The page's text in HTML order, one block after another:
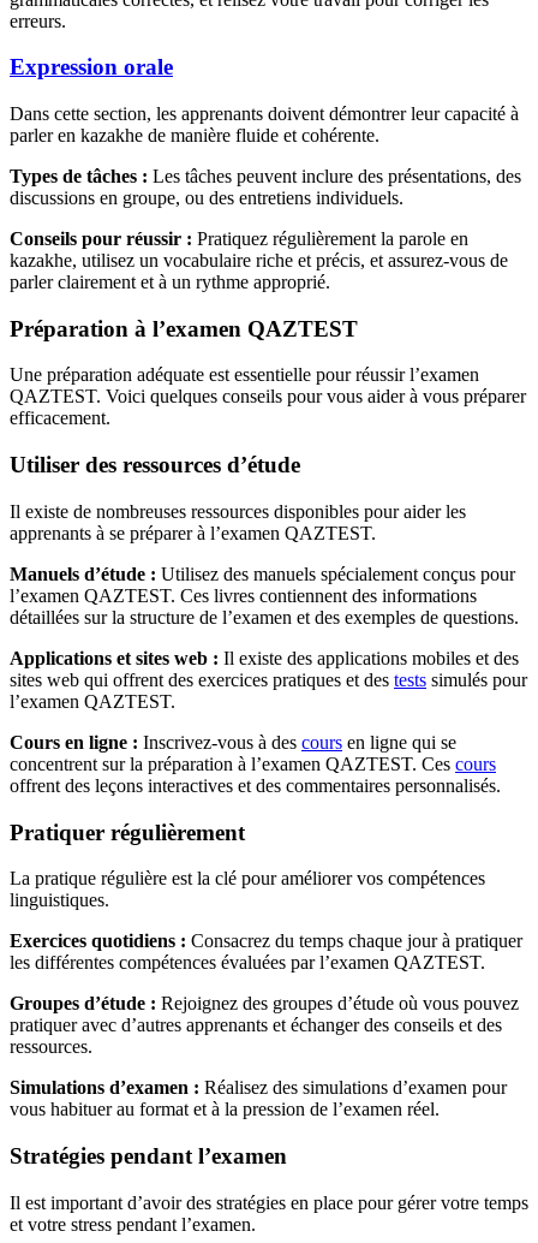
erreurs.
Expression orale
Dans cette section, les apprenants doivent démontrer leur capacité à
parler en kazakhe de manière fluide et cohérente.
Types de tâches : Les tâches peuvent inclure des présentations, des
discussions en groupe, ou des entretiens individuels.
Conseils pour réussir : Pratiquez régulièrement la parole en
kazakhe, utilisez un vocabulaire riche et précis, et assurez-vous de
parler clairement et à un rythme approprié.
Préparation à l’examen QAZTEST
Une préparation adéquate est essentielle pour réussir l’examen
QAZTEST. Voici quelques conseils pour vous aider à vous préparer
efficacement.
Utiliser des ressources d’étude
Il existe de nombreuses ressources disponibles pour aider les
apprenants à se préparer à l’examen QAZTEST.
Manuels d’étude : Utilisez des manuels spécialement conçus pour
l’examen QAZTEST. Ces livres contiennent des informations
détaillées sur la structure de l’examen et des exemples de questions.
Applications et sites web : Il existe des applications mobiles et des
sites web qui offrent des exercices pratiques et des tests simulés pour
l’examen QAZTEST.
Cours en ligne : Inscrivez-vous à des cours en ligne qui se
concentrent sur la préparation à l’examen QAZTEST. Ces cours
offrent des leçons interactives et des commentaires personnalisés.
Pratiquer régulièrement
La pratique régulière est la clé pour améliorer vos compétences
linguistiques.
Exercices quotidiens : Consacrez du temps chaque jour à pratiquer
les différentes compétences évaluées par l’examen QAZTEST.
Groupes d’étude : Rejoignez des groupes d’étude où vous pouvez
pratiquer avec d’autres apprenants et échanger des conseils et des
ressources.
Simulations d’examen : Réalisez des simulations d’examen pour
vous habituer au format et à la pression de l’examen réel.
Stratégies pendant l’examen
Il est important d’avoir des stratégies en place pour gérer votre temps
et votre stress pendant l’examen.